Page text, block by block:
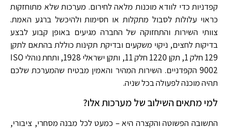
קפדניות כדי לוודא מוכנות מלאה לחירום. מערכות שלא מתוחזקות
כראוי עלולות לסבול מתקלות או חסימות ולהיכשל ברגע האמת.
צוותי השירות והתחזוקה של החברה מגיעים באופן קבוע לבצע
בדיקות לחצים, ניקוי משקעים ובדיקת תקינות כוללת בהתאם לתקן
129 חלק 1, תקן 1220 חלק 11, ותקן ישראלי 1928, ותחת נוהלי ISO
9002 הקפדניים. השירות המהיר והאמין מבטיח שהמערכת שלכם
תהיה מוכנה לפעולה בכל שניה.
למי מתאים השילוב של מערכות אלו?
התשובה הפשוטה והקצרה היא – כמעט לכל מבנה מסחרי, ציבורי,